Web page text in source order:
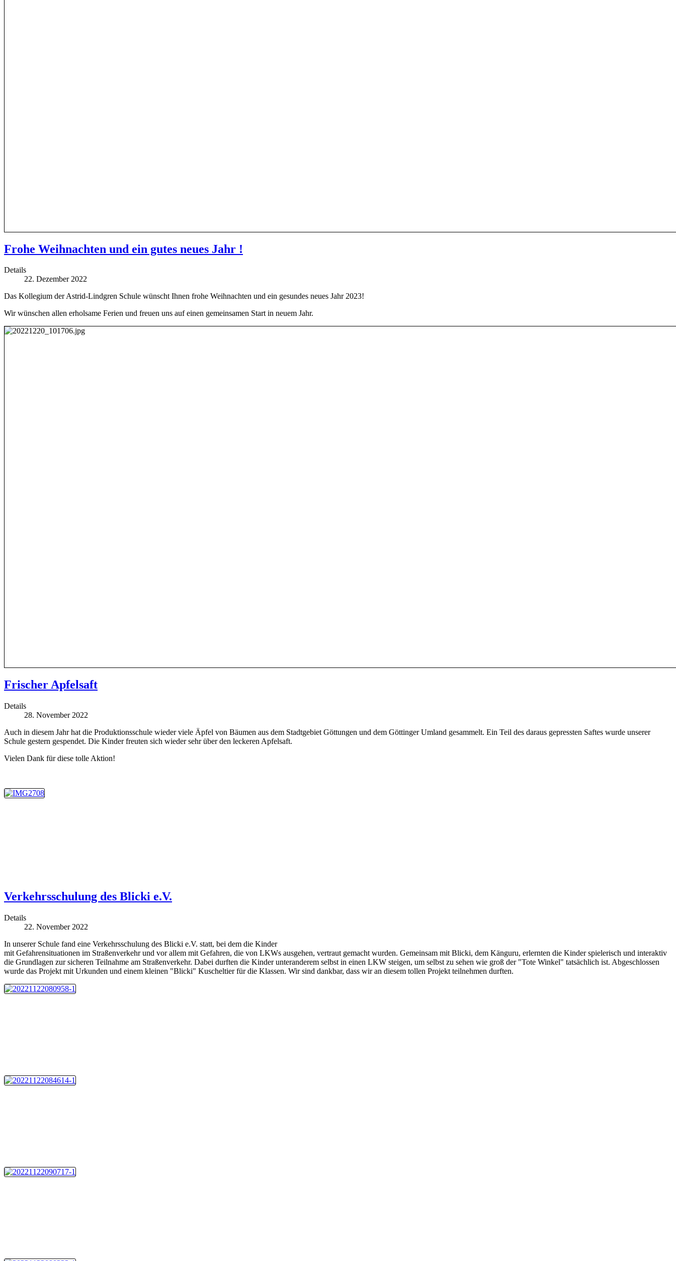
Frohe Weihnachten und ein gutes neues Jahr !
Details
22. Dezember 2022
Das Kollegium der Astrid-Lindgren Schule wünscht Ihnen frohe Weihnachten und ein gesundes neues Jahr 2023!
Wir wünschen allen erholsame Ferien und freuen uns auf einen gemeinsamen Start in neuem Jahr.
Frischer Apfelsaft
Details
28. November 2022
Auch in diesem Jahr hat die Produktionsschule wieder viele Äpfel von Bäumen aus dem Stadtgebiet Göttungen und dem Göttinger Umland gesammelt. Ein Teil des daraus gepressten Saftes wurde unserer
Schule gestern gespendet. Die Kinder freuten sich wieder sehr über den leckeren Apfelsaft.
Vielen Dank für diese tolle Aktion!
Verkehrsschulung des Blicki e.V.
Details
22. November 2022
In unserer Schule fand eine Verkehrsschulung des Blicki e.V. statt, bei dem die Kinder
mit Gefahrensituationen im Straßenverkehr und vor allem mit Gefahren, die von LKWs ausgehen, vertraut gemacht wurden. Gemeinsam mit Blicki, dem Känguru, erlernten die Kinder spielerisch und interaktiv
die Grundlagen zur sicheren Teilnahme am Straßenverkehr. Dabei durften die Kinder unteranderem selbst in einen LKW steigen, um selbst zu sehen wie groß der "Tote Winkel" tatsächlich ist. Abgeschlossen
wurde das Projekt mit Urkunden und einem kleinen "Blicki" Kuscheltier für die Klassen. Wir sind dankbar, dass wir an diesem tollen Projekt teilnehmen durften.